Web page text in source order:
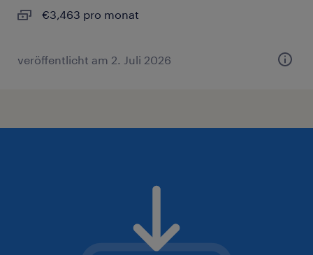
€3,463 pro monat
veröffentlicht am 2. Juli 2026